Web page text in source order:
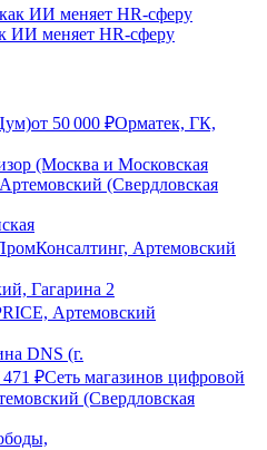
ИИ меняет HR-сферу
от 50 000 ₽Орматек, ГК,
(Москва и Московская
(Свердловская
Артемовский
Гагарина 2
Артемовский
DNS (г.
₽Сеть магазинов цифровой
(Свердловская